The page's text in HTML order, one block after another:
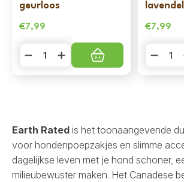
geurloos
€7,99
Rated
poepzakjes
aantal
lavendel
€7,99
Rated
aantal
Earth Rated is het toonaangevende
voor hondenpoepzakjes en slimme
dagelijkse leven met je hond schoner,
milieubewuster maken. Het Canadese